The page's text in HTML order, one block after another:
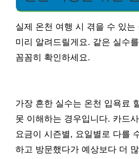
실제 온천 여행 시 겪을 수 있는
미리 알려드릴게요. 같은 실수
꼼꼼히 확인하세요.
가장 흔한 실수는 온천 입욕료
못 이해하는 경우입니다. 카드
요금이 시즌별, 요일별로 다를
하고 방문했다가 예상보다 더